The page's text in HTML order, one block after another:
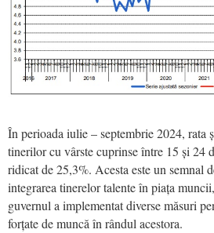
În perioada iulie – septembrie 2024, rata
tinerilor cu vârste cuprinse între 15 și 24
ridicat de 25,3%. Acesta este un semnal
integrarea tinerelor talente în piața
guvernul a implementat diverse măsuri
forțate de muncă în rândul acestora.